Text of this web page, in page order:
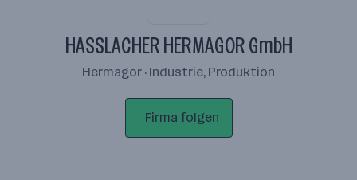
HASSLACHER HERMAGOR GmbH
Hermagor · Industrie, Produktion
Firma folgen